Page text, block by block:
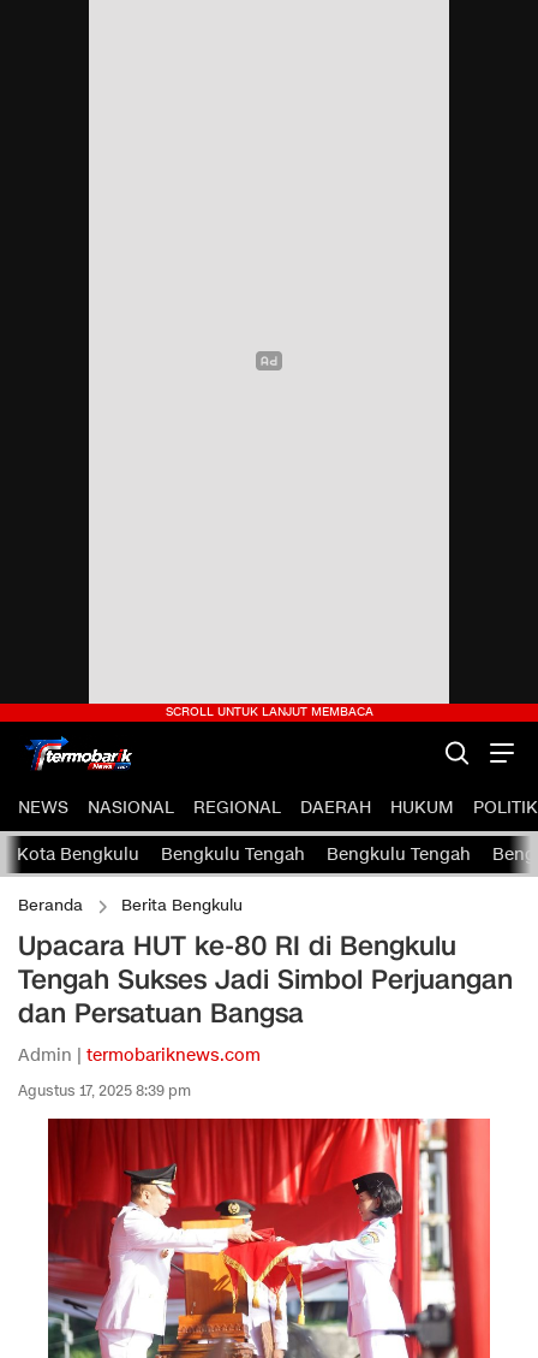
NEWS NASIONAL REGIONAL DAERAH HUKUM POLITIK
Kota Bengkulu Bengkulu Tengah Bengkulu Tengah
Beranda Berita Bengkulu
Upacara HUT ke-80 RI di Bengkulu
Tengah Sukses Jadi Simbol Perjuangan
dan Persatuan Bangsa
Admin | termobariknews.com
Agustus 17, 2025 8:39 pm